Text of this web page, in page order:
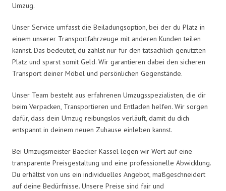
Umzug.
Unser Service umfasst die Beiladungsoption, bei der du Platz in
einem unserer Transportfahrzeuge mit anderen Kunden teilen
kannst. Das bedeutet, du zahlst nur für den tatsächlich genutzten
Platz und sparst somit Geld. Wir garantieren dabei den sicheren
Transport deiner Möbel und persönlichen Gegenstände.
Unser Team besteht aus erfahrenen Umzugsspezialisten, die dir
beim Verpacken, Transportieren und Entladen helfen. Wir sorgen
dafür, dass dein Umzug reibungslos verläuft, damit du dich
entspannt in deinem neuen Zuhause einleben kannst.
Bei Umzugsmeister Baecker Kassel legen wir Wert auf eine
transparente Preisgestaltung und eine professionelle Abwicklung.
Du erhältst von uns ein individuelles Angebot, maßgeschneidert
auf deine Bedürfnisse. Unsere Preise sind fair und